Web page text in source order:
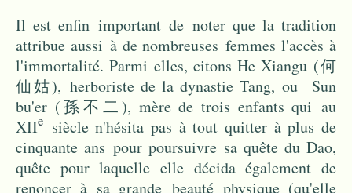
Il est enfin important de noter que la tradition
attribue aussi à de nombreuses femmes l'accès à
l'immortalité. Parmi elles, citons He Xiangu (何
仙姑), herboriste de la dynastie Tang, ou Sun
bu'er (孫不二), mère de trois enfants qui au
XIIe siècle n'hésita pas à tout quitter à plus de
cinquante ans pour poursuivre sa quête du Dao,
quête pour laquelle elle décida également de
renoncer à sa grande beauté physique (qu'elle